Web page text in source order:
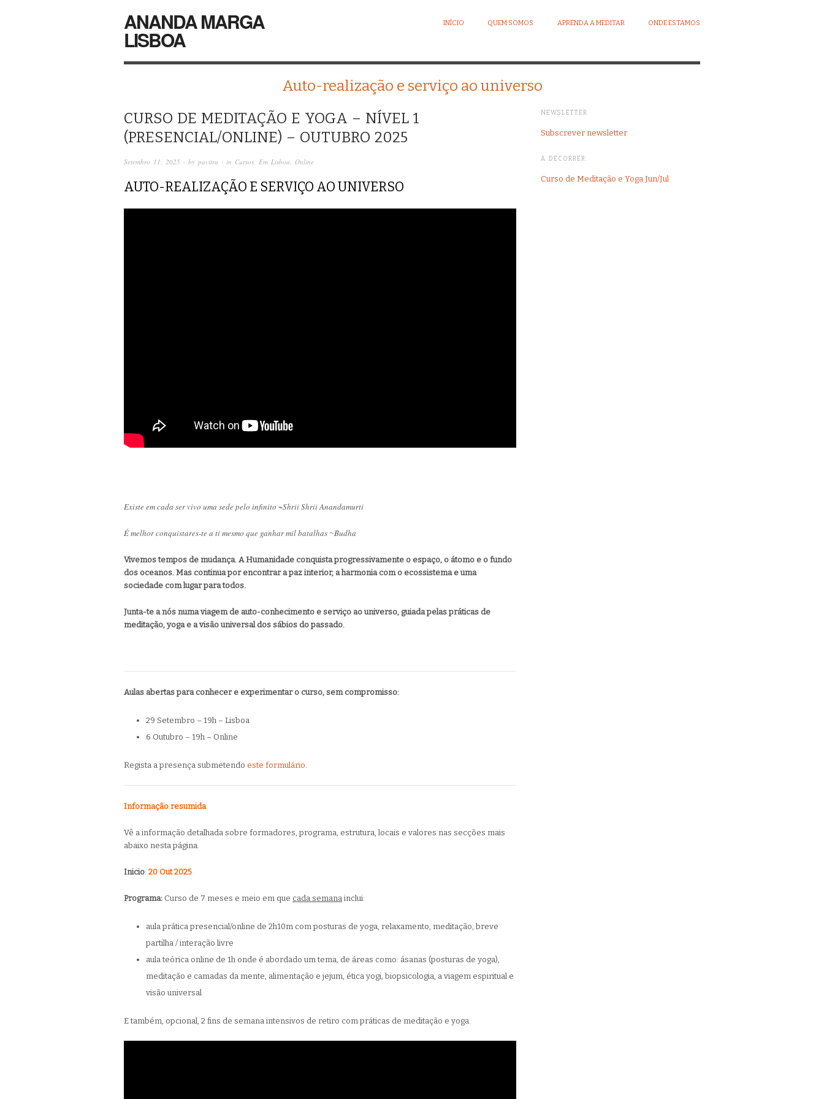
ANANDA MARGA
LISBOA
INÍCIO QUEM SOMOS APRENDA A MEDITAR ONDE ESTAMOS
Auto-realização e serviço ao universo
CURSO DE MEDITAÇÃO E YOGA – NÍVEL 1
(PRESENCIAL/ONLINE) – OUTUBRO 2025
Setembro 11, 2025 · by pavitra · in Cursos, Em Lisboa, Online
AUTO-REALIZAÇÃO E SERVIÇO AO UNIVERSO
Existe em cada ser vivo uma sede pelo infinito ~Shrii Shrii Anandamurti
É melhor conquistares-te a ti mesmo que ganhar mil batalhas ~Budha
Vivemos tempos de mudança. A Humanidade conquista progressivamente o espaço, o átomo e o fundo
dos oceanos. Mas continua por encontrar a paz interior, a harmonia com o ecossistema e uma
sociedade com lugar para todos.
Junta-te a nós numa viagem de auto-conhecimento e serviço ao universo, guiada pelas práticas de
meditação, yoga e a visão universal dos sábios do passado.
Aulas abertas para conhecer e experimentar o curso, sem compromisso:
29 Setembro – 19h – Lisboa
6 Outubro – 19h – Online
Regista a presença submetendo este formulário
Informação resumida
Vê a informação detalhada sobre formadores, programa, estrutura, locais e valores nas secções mais
abaixo nesta página.
Inicio: 20 Out 2025
Programa: Curso de 7 meses e meio em que cada semana inclui:
aula prática presencial/online de 2h10m com posturas de yoga, relaxamento, meditação, breve
partilha / interação livre
aula teórica online de 1h onde é abordado um tema, de áreas como: ásanas (posturas de yoga),
meditação e camadas da mente, alimentação e jejum, ética yogi, biopsicologia, a viagem espiritual e
visão universal
E também, opcional, 2 fins de semana intensivos de retiro com práticas de meditação e yoga.
NEWSLETTER
Subscrever newsletter
A DECORRER:
Curso de Meditação e Yoga Jun/Jul